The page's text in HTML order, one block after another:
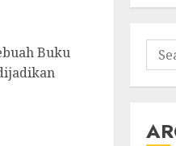
Buku
for: